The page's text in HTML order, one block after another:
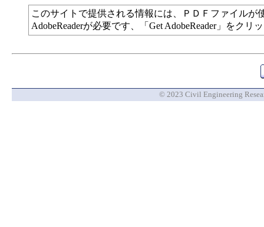
このサイトで提供される情報には、ＰＤＦファイル
AdobeReaderが必要です、「Get AdobeReader」をク
© 2023 Civil Engineering